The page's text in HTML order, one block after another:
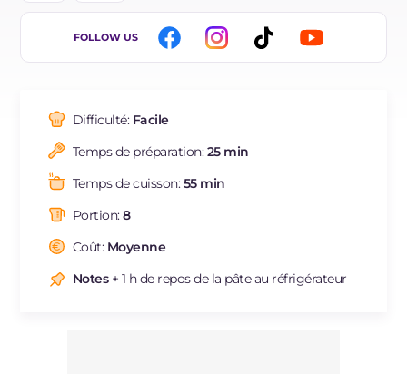
IT
ES
BR
NL
FOLLOW US
Difficulté: Facile
Temps de préparation:25 min
Temps de cuisson:55 min
Portion:8
Coût: Moyenne
Notes+ 1 h de repos de la pâte au réfrigérateur